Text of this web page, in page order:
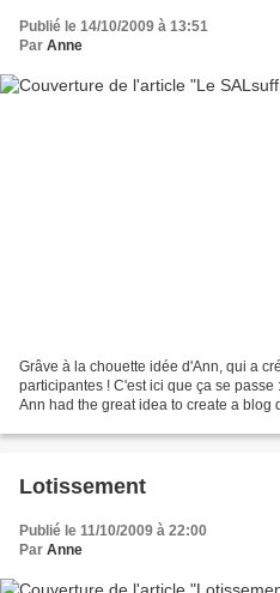
Publié le 14/10/2009 à 13:51
Par Anne
Grâve à la chouette idée d'Ann, qui a
participantes ! C'est ici que ça se passe
Ann had the great idea to create a blog
Lotissement
Publié le 11/10/2009 à 22:00
Par Anne